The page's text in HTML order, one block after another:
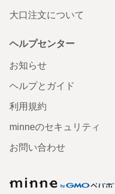
大口注文について
ヘルプセンター
お知らせ
ヘルプとガイド
利用規約
minneのセキュリティ
お問い合わせ